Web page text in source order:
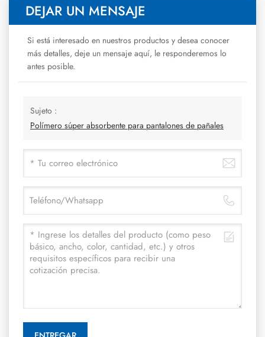
DEJAR UN MENSAJE
Si está interesado en nuestros productos y desea conocer
más detalles, deje un mensaje aquí, le responderemos lo
antes posible.
Sujeto :
Polímero súper absorbente para pantalones de pañales